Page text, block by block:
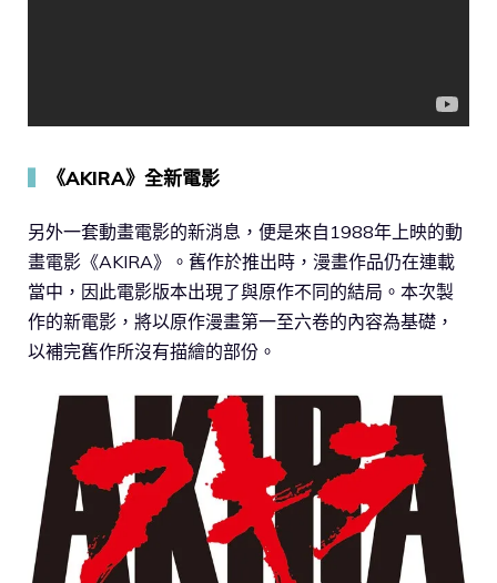
《AKIRA》全新電影
另外一套動畫電影的新消息，便是來自1988年上映的動
畫電影《AKIRA》。舊作於推出時，漫畫作品仍在連載
當中，因此電影版本出現了與原作不同的結局。本次製
作的新電影，將以原作漫畫第一至六卷的內容為基礎，
以補完舊作所沒有描繪的部份。